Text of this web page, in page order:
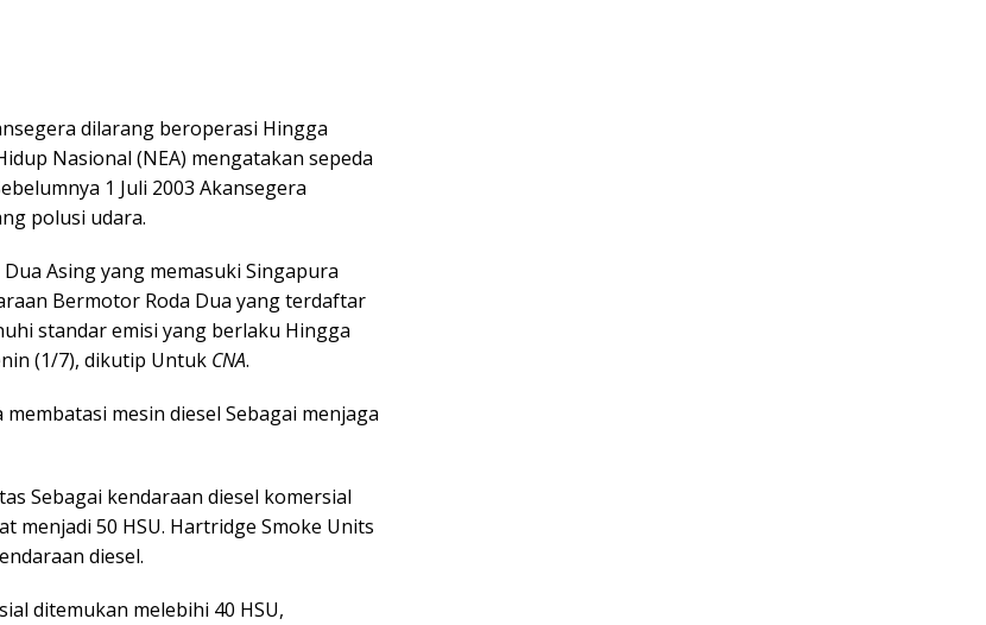
dilarang beroperasi Hingga
Nasional (NEA) mengatakan sepeda
1 Juli 2003 Akansegera
polusi udara.
Asing yang memasuki Singapura
Bermotor Roda Dua yang terdaftar
standar emisi yang berlaku Hingga
(1/7), dikutip Untuk CNA.
mesin diesel Sebagai menjaga
Sebagai kendaraan diesel komersial
menjadi 50 HSU. Hartridge Smoke Units
diesel.
ditemukan melebihi 40 HSU,